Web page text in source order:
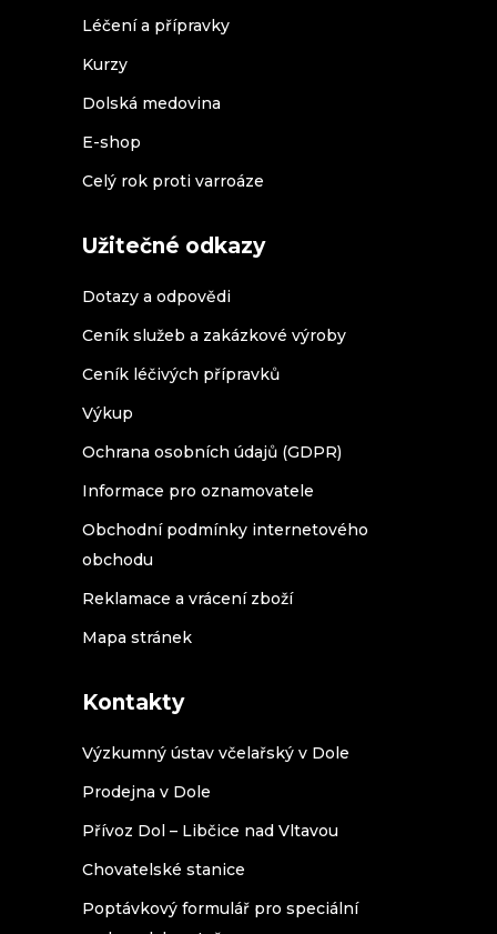
Léčení a přípravky
Kurzy
Dolská medovina
E-shop
Celý rok proti varroáze
Užitečné odkazy
Dotazy a odpovědi
Ceník služeb a zakázkové výroby
Ceník léčivých přípravků
Výkup
Ochrana osobních údajů (GDPR)
Informace pro oznamovatele
Obchodní podmínky internetového
obchodu
Reklamace a vrácení zboží
Mapa stránek
Kontakty
Výzkumný ústav včelařský v Dole
Prodejna v Dole
Přívoz Dol – Libčice nad Vltavou
Chovatelské stanice
Poptávkový formulář pro speciální